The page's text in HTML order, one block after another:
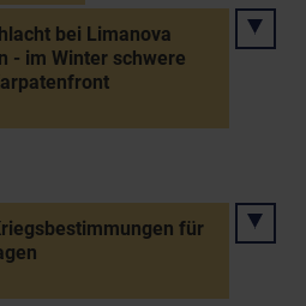
bei Limanova
- im Winter schwere
für